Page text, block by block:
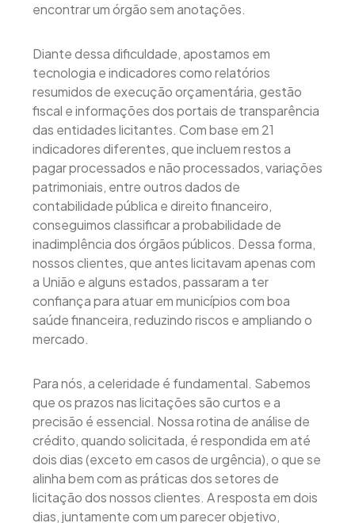
encontrar um órgão sem anotações.
Diante dessa dificuldade, apostamos em
tecnologia e indicadores como relatórios
resumidos de execução orçamentária, gestão
fiscal e informações dos portais de transparência
das entidades licitantes. Com base em 21
indicadores diferentes, que incluem restos a
pagar processados e não processados, variações
patrimoniais, entre outros dados de
contabilidade pública e direito financeiro,
conseguimos classificar a probabilidade de
inadimplência dos órgãos públicos. Dessa forma,
nossos clientes, que antes licitavam apenas com
a União e alguns estados, passaram a ter
confiança para atuar em municípios com boa
saúde financeira, reduzindo riscos e ampliando o
mercado.
Para nós, a celeridade é fundamental. Sabemos
que os prazos nas licitações são curtos e a
precisão é essencial. Nossa rotina de análise de
crédito, quando solicitada, é respondida em até
dois dias (exceto em casos de urgência), o que se
alinha bem com as práticas dos setores de
licitação dos nossos clientes. A resposta em dois
dias, juntamente com um parecer objetivo,